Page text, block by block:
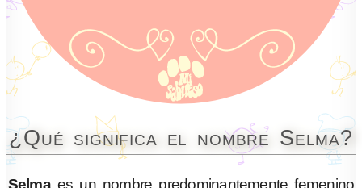
¿Qué significa el nombre Selma?
Selmaes un nombre predominantemente femenino